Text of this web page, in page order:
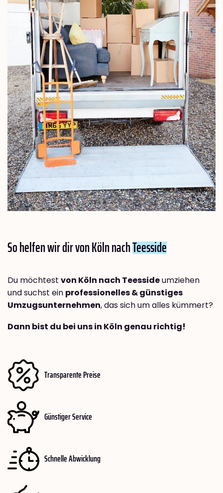
So helfen wir dir von Köln nachTeesside
Du möchtest von Köln nach Teessideumziehen
und suchst ein professionelles & günstiges
Umzugsunternehmen, das sich um alles kümmert?
Dann bist du bei uns in Köln genau richtig!
Transparente Preise
Günstiger Service
Schnelle Abwicklung